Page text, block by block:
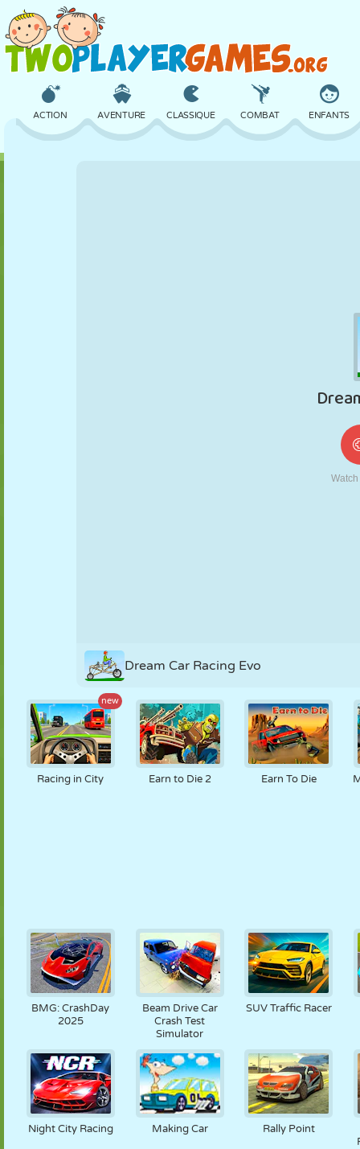
ACTION AVENTURE CLASSIQUE COMBAT ENFANTS
LABYRINTHE
MORPION
Dream Car Racing Evo
new
Racing in City Earn to Die 2 Earn To Die
BMG: CrashDay
2025
Beam Drive Car
Crash Test
Simulator
SUV Traffic Racer
Night City Racing Making Car
Rally Point